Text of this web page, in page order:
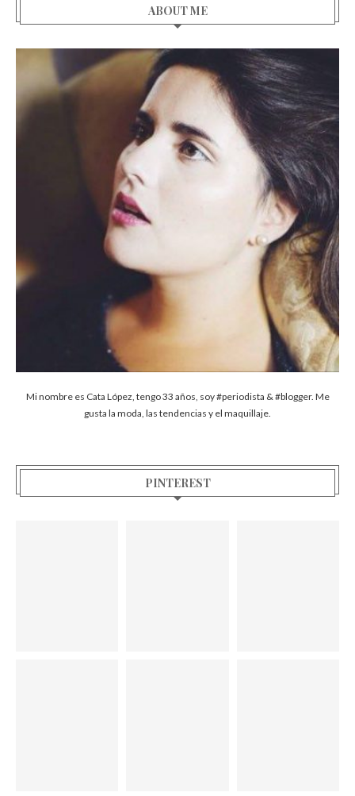
ABOUT ME
Mi nombre es Cata López, tengo 33 años, soy #periodista & #blogger. Me
gusta la moda, las tendencias y el maquillaje.
PINTEREST